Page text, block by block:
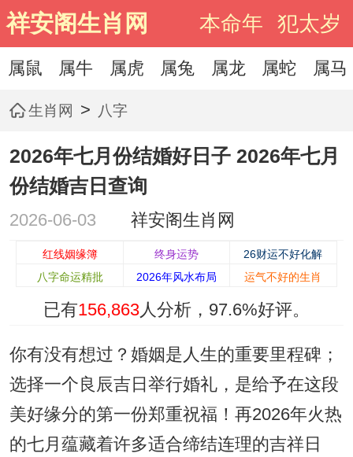
祥安阁生肖网 本命年 犯太岁
属鼠 属牛 属虎 属兔 属龙 属蛇 属马
生肖网 > 八字
2026年七月份结婚好日子 2026年七月
份结婚吉日查询
2026-06-03 祥安阁生肖网
红线姻缘簿 终身运势
26财运不好化解
八字命运精批
2026年风水布局 运气不好的生肖
已有156,863人分析， 97.6%好评。
你有没有想过？婚姻是人生的重要里程碑；
选择一个良辰吉日举行婚礼，是给予在这段
美好缘分的第一份郑重祝福！再2026年火热
的七月蕴藏着许多适合缔结连理的吉祥日